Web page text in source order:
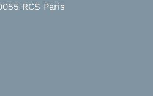
RCS Paris